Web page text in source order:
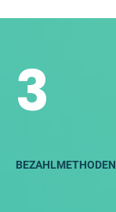
3
BEZAHLMETHODEN